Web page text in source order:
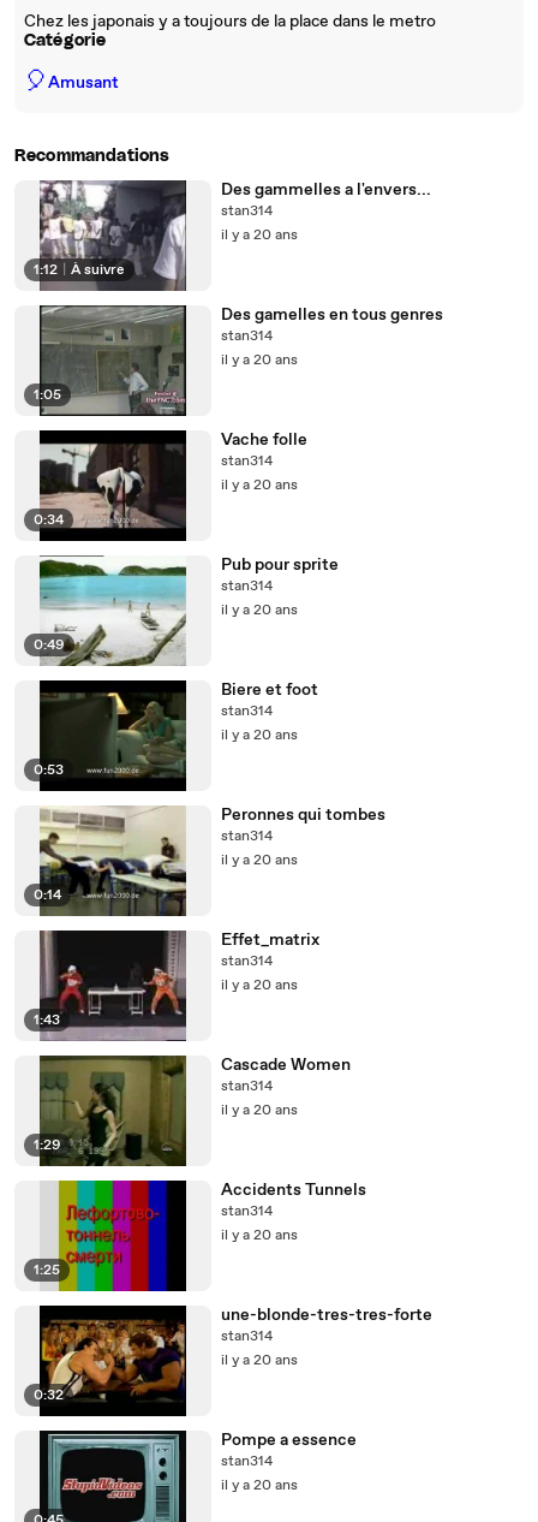
Chez les japonais y a toujours de la place dans le metro
Catégorie
🎈Amusant
Recommandations
1:12 À suivre
Des gammelles a l'envers...
stan314
il y a 20 ans
1:05
Des gamelles en tous genres
stan314
il y a 20 ans
0:34
Vache folle
stan314
il y a 20 ans
0:49
Pub pour sprite
stan314
il y a 20 ans
0:53
Biere et foot
stan314
il y a 20 ans
0:14
Peronnes qui tombes
stan314
il y a 20 ans
1:43
Effet_matrix
stan314
il y a 20 ans
1:29
Cascade Women
stan314
il y a 20 ans
1:25
Accidents Tunnels
stan314
il y a 20 ans
0:32
une-blonde-tres-tres-forte
stan314
il y a 20 ans
Pompe a essence
stan314
il y a 20 ans